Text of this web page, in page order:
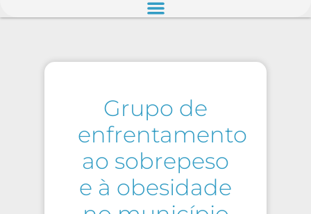
Grupo de
enfrentamento
ao sobrepeso
e à obesidade